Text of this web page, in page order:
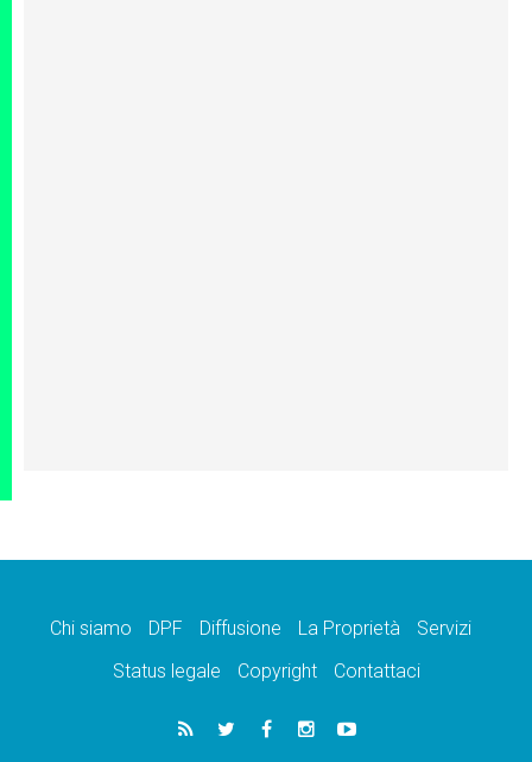
Chi siamo DPF Diffusione La Proprietà
Servizi
Status legale
Copyright Contattaci